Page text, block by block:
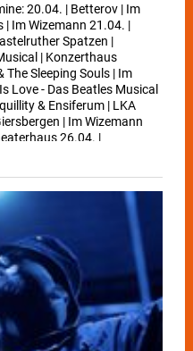
20.04. | Betterov | Im
| Im Wizemann 21.04. |
Spatzen |
| Konzerthaus
The Sleeping Souls | Im
Love - Das Beatles Musical
& Ensiferum | LKA
| Im Wizemann
26.04. |
Wizemann 28.04. | Simple
| Im Wizemann 29.04. |
Schlagerfest.XXL |
| Liederhalle 29.04. | Die
Liebe, seine Musik |
Popolski | Theaterhaus
02.05. | Steiner &
Larsen | Im Wizemann
| Das ist Wahnsinn -
Eagles Of Death Metal |